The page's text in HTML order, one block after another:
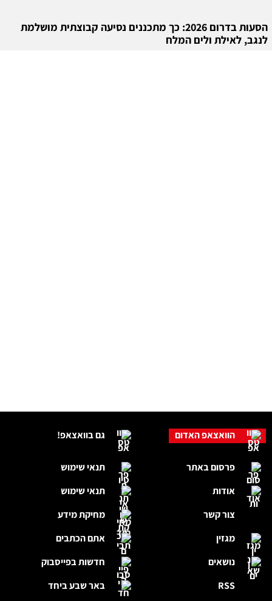
הסעות בדרום 2026: כך מתכננים נסיעה קבוצתית מושלמת
לנגב, לאילת ולים המלח
גם בוואצאפ!
תנאי שימוש
תנאי שימוש
מחיקת מידע
אתם הכתבים
חדשות בפייסבוק
באר שבע ביחד
הוואצאפ האדום
פרסום באתר
אודות
צור קשר
מגזין
נושאים
RSS